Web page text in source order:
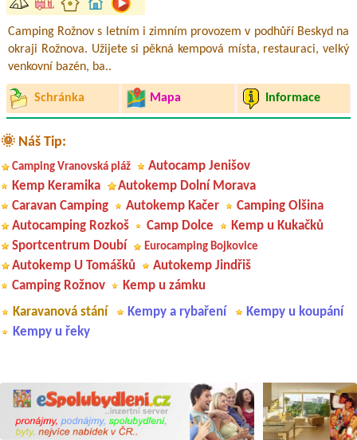
Camping Rožnov s letním i zimním provozem v podhůří Beskyd na
okraji Rožnova. Užijete si pěkná kempová místa, restauraci, velký
venkovní bazén, ba..
Schránka Mapa Informace
🌞 Náš Tip:
Camping Vranovská pláž
Autocamp Jenišov
Kemp Keramika
Autokemp Dolní Morava
Caravan Camping
Autokemp Kačer
Camping Olšina
Autocamping Rozkoš
Camp Dolce
Kemp u Kukačků
Sportcentrum Doubí
Eurocamping Bojkovice
Autokemp U Tomášků
Autokemp Jindřiš
Camping Rožnov
Kemp u zámku
Karavanová stání
Kempy a rybaření
Kempy u koupání
Kempy u řeky